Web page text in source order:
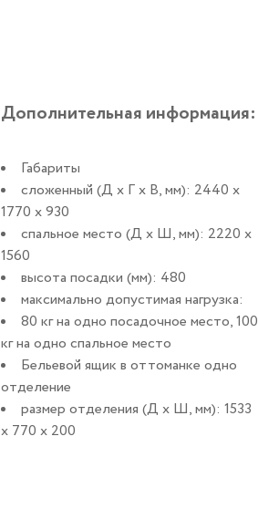
Дополнительная информация:
Габариты
сложенный (Д x Г х В, мм): 2440 x
1770 x 930
спальное место (Д x Ш, мм): 2220 x
1560
высота посадки (мм): 480
максимально допустимая нагрузка:
80 кг на одно посадочное место, 100
кг на одно спальное место
Бельевой ящик в оттоманке одно
отделение
размер отделения (Д x Ш, мм): 1533
x 770 x 200